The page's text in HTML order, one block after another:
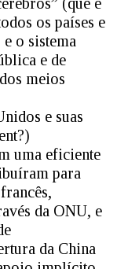
os países e
o sistema
e de
meios
e suas
uma eficiente
para
da ONU, e
da China